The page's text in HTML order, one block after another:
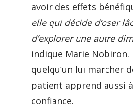
avoir des effets
elle qui décide d’oser
d’explorer une autre
indique Marie Nobiron.
quelqu’un lui marcher
patient apprend aussi
confiance.